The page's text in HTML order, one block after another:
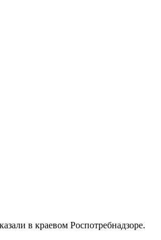
в краевом Роспотребнадзоре.